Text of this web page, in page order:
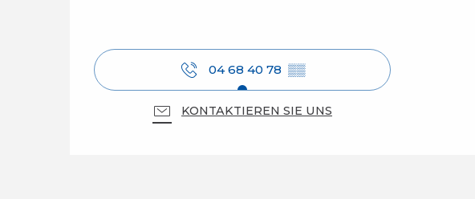
04 68 40 78 ▒▒
KONTAKTIEREN SIE UNS